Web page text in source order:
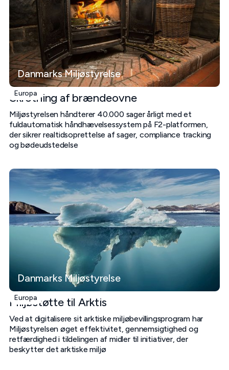
Danmarks Miljøstyrelse
Europa
Skrotning af brændeovne
Miljøstyrelsen håndterer 40.000 sager årligt med et
fuldautomatisk håndhævelsessystem på F2-platformen,
der sikrer realtidsoprettelse af sager, compliance tracking
og bødeudstedelse
Danmarks Miljøstyrelse
Europa
Miljøstøtte til Arktis
Ved at digitalisere sit arktiske miljøbevillingsprogram har
Miljøstyrelsen øget effektivitet, gennemsigtighed og
retfærdighed i tildelingen af midler til initiativer, der
beskytter det arktiske miljø